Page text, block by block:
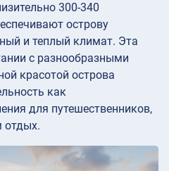
300-340
острову
и теплый климат. Эта
с разнообразными
красотой острова
как
для путешественников,
отдых.